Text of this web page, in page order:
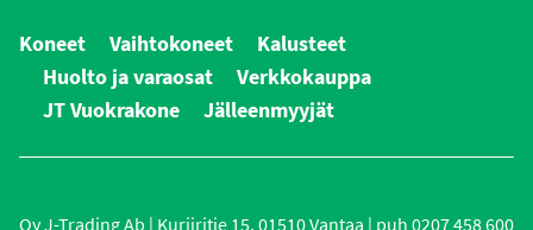
Koneet Vaihtokoneet
Kalusteet
Huolto ja varaosat
Verkkokauppa
JT Vuokrakone
Jälleenmyyjät
Oy J-Trading Ab | Kuriiritie 15, 01510 Vantaa | puh 0207 458 600